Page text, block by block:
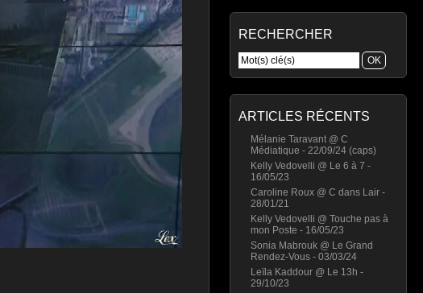
RECHERCHER
ARTICLES RÉCENTS
Mélanie Taravant @ C
Médiatique - 22/09/24 (caps)
Kelly Vedovelli @ Le 6 à 7 -
16/05/23
Caroline Roux @ C dans Lair -
28/01/21
Kelly Vedovelli @ Touche pas à
mon Poste - 16/05/23
Sonia Mabrouk @ Le Grand
Rendez-Vous - 03/03/24
Leïla Kaddour @ Le 13h -
29/10/23